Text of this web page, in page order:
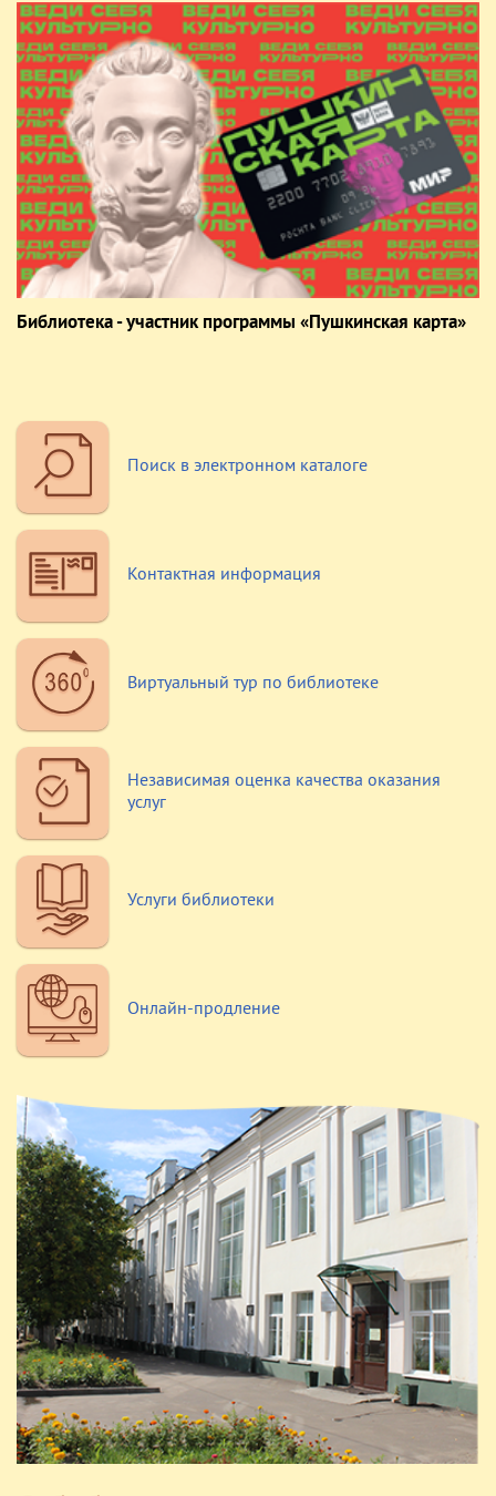
Библиотека - участник программы «Пушкинская карта»
Поиск в электронном каталоге
Контактная информация
Виртуальный тур по библиотеке
Независимая оценка качества оказания
услуг
Услуги библиотеки
Онлайн-продление